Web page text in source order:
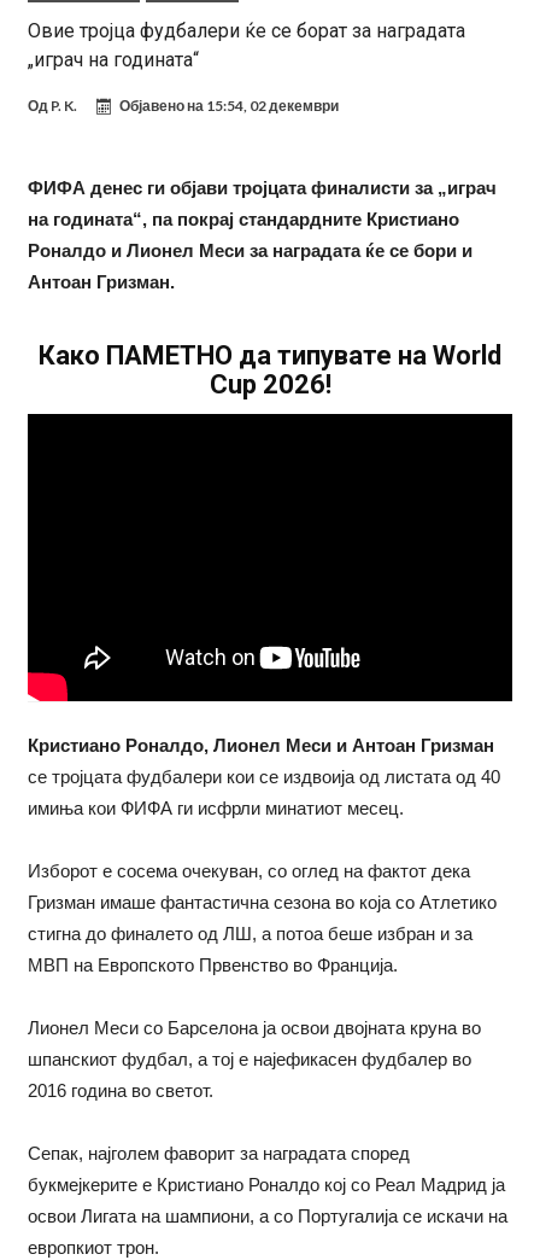
Рафаел Леао со нова понуда од Турција
Тикет на денот (петок, 07.08.2026)
Фиренца во транс од Мастантоно
Сврзуваат уште еден англиски репрезентативец со Ливерпул
Замена за Влаховиќ: Напаѓачот на Манчестер доаѓа во Јувентус!
УЕФА повторно се заканува со бојкот на турнирите на ФИФА
Овие тројца фудбалери ќе се борат за наградата
„играч на годината“
Од P. K. Објавено на 15:54, 02 декември
ФИФА денес ги објави тројцата финалисти за „играч
на годината“, па покрај стандардните Кристиано
Роналдо и Лионел Меси за наградата ќе се бори и
Антоан Гризман.
Како ПАМЕТНО да типувате на World
Cup 2026!
Кристиано Роналдо, Лионел Меси и Антоан Гризман
се тројцата фудбалери кои се издвоија од листата од 40
имиња кои ФИФА ги исфрли минатиот месец.
Изборот е сосема очекуван, со оглед на фактот дека
Гризман имаше фантастична сезона во која со Атлетико
стигна до финалето од ЛШ, а потоа беше избран и за
МВП на Европското Првенство во Франција.
Лионел Меси со Барселона ја освои двојната круна во
шпанскиот фудбал, а тој е најефикасен фудбалер во
2016 година во светот.
Сепак, најголем фаворит за наградата според
букмејкерите е Кристиано Роналдо кој со Реал Мадрид ја
освои Лигата на шампиони, а со Португалија се искачи на
европкиот трон.